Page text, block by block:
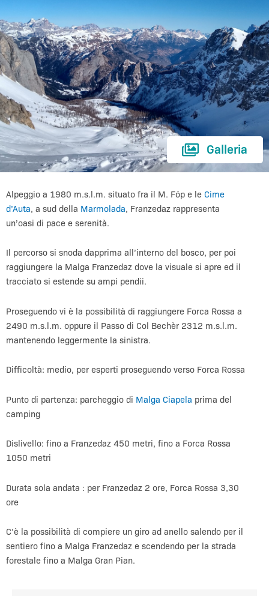
Galleria
Alpeggio a 1980 m.s.l.m. situato fra il M. Fóp e le Cime
d’Auta, a sud della Marmolada, Franzedaz rappresenta
un’oasi di pace e serenità.
Il percorso si snoda dapprima all’interno del bosco, per poi
raggiungere la Malga Franzedaz dove la visuale si apre ed il
tracciato si estende su ampi pendii.
Proseguendo vi è la possibilità di raggiungere Forca Rossa a
2490 m.s.l.m. oppure il Passo di Col Bechèr 2312 m.s.l.m.
mantenendo leggermente la sinistra.
Difficoltà: medio, per esperti proseguendo verso Forca Rossa
Punto di partenza: parcheggio di Malga Ciapela prima del
camping
Dislivello: fino a Franzedaz 450 metri, fino a Forca Rossa
1050 metri
Durata sola andata : per Franzedaz 2 ore, Forca Rossa 3,30
ore
C’è la possibilità di compiere un giro ad anello salendo per il
sentiero fino a Malga Franzedaz e scendendo per la strada
forestale fino a Malga Gran Pian.